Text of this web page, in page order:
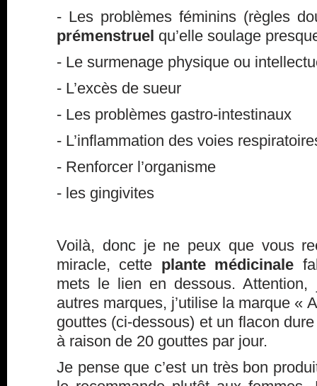
- Les problèmes féminins (règles
prémenstruel qu’elle soulage
- Le surmenage physique ou
- L’excès de sueur
- Les problèmes gastro-intestinaux
- L’inflammation des voies
- Renforcer l’organisme
- les gingivites
Voilà, donc je ne peux que vous
miracle, cette plante médicinale
mets le lien en dessous.
autres marques, j’utilise la marque «
gouttes (ci-dessous) et un flacon
à raison de 20 gouttes par jour.
Je pense que c’est un très bon